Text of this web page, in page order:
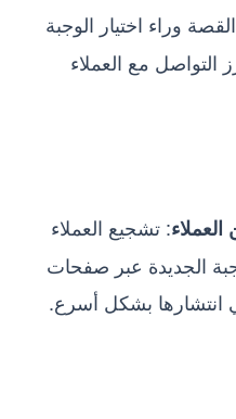
وراء اختيار الوجبة
التواصل مع العملاء
: تشجيع العملاء
الجديدة عبر صفحات
انتشارها بشكل أسرع.